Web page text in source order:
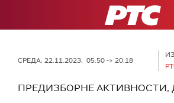
РТС
СРЕДА, 22.11.2023, 05:50 -> 20:18
ПРЕДИЗБОРНЕ АКТИВНОСТИ,